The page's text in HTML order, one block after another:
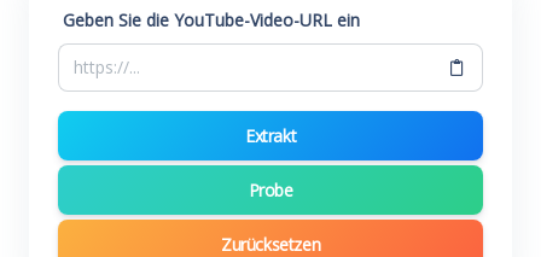
Geben Sie die YouTube-Video-URL ein
Extrakt
Probe
Zurücksetzen